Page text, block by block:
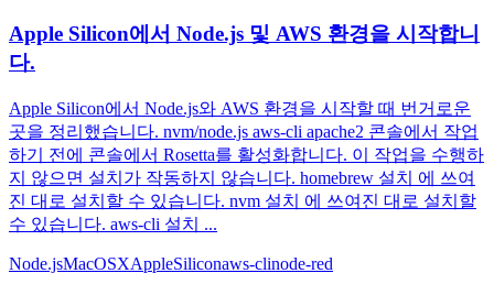
Apple Silicon에서 Node.js 및 AWS 환경을 시작합니
다.
Apple Silicon에서 Node.js와 AWS 환경을 시작할 때 번거로운
곳을 정리했습니다. nvm/node.js aws-cli apache2 콘솔에서 작업
하기 전에 콘솔에서 Rosetta를 활성화합니다. 이 작업을 수행하
지 않으면 설치가 작동하지 않습니다. homebrew 설치 에 쓰여
진 대로 설치할 수 있습니다. nvm 설치 에 쓰여진 대로 설치할
수 있습니다. aws-cli 설치 ...
Node.jsMacOSXAppleSiliconaws-clinode-red